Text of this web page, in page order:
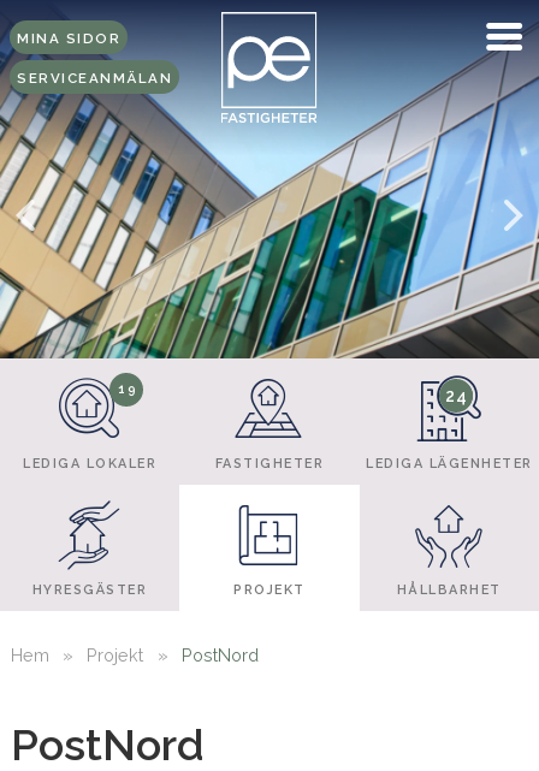
SERVICEANMÄLAN
MINA SIDOR
LEDIGA LOKALER
19
FASTIGHETER LEDIGA LÄGENHETER
24
HYRESGÄSTER PROJEKT HÅLLBARHET
Hem » Projekt » PostNord
PostNord